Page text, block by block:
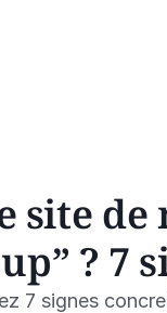
site de
? 7
7 signes